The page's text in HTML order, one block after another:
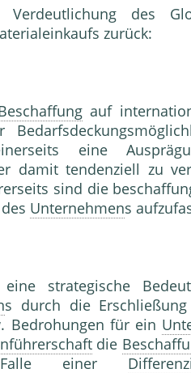
des
zurück:
auf
eine
damit tendenziell zu
sind die
des Unternehmens
strategische
s durch die
Bedrohungen für ein
die
einer